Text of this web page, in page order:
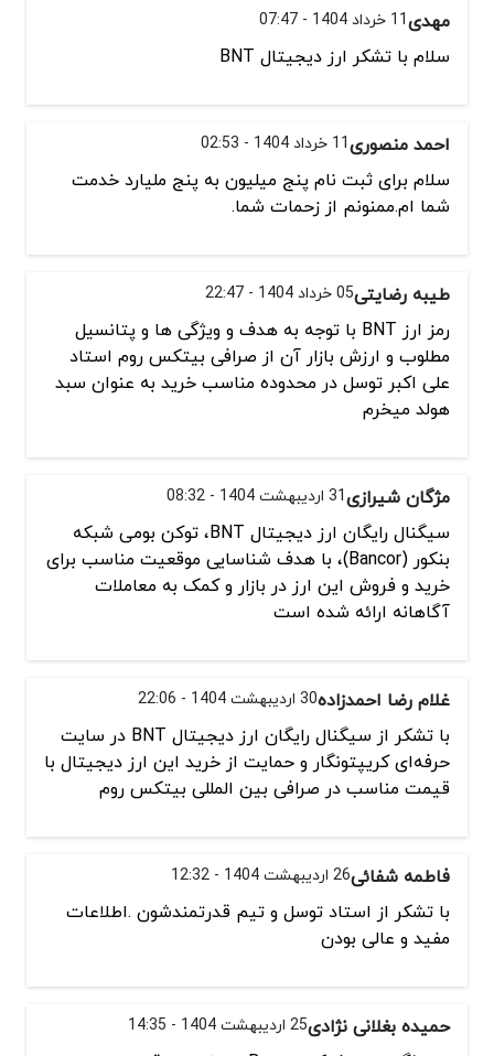
مهدی11 خرداد 1404 - 07:47
سلام با تشکر ارز دیجیتال BNT
احمد منصوری11 خرداد 1404 - 02:53
سلام برای ثبت نام پنج میلیون به پنج ملیارد خدمت
شما ام.ممنونم از زحمات شما.
طیبه رضایتی05 خرداد 1404 - 22:47
رمز ارز BNT با توجه به هدف و ویژگی ها و پتانسیل
مطلوب و ارزش بازار آن از صرافی بیتکس روم استاد
علی اکبر توسل در محدوده مناسب خرید به عنوان سبد
هولد میخرم
مژگان شیرازی31 اردیبهشت 1404 - 08:32
سیگنال رایگان ارز دیجیتال BNT، توکن بومی شبکه
بنکور (Bancor)، با هدف شناسایی موقعیت‌ مناسب برای
خرید و فروش این ارز در بازار و کمک به معاملات
آگاهانه ارائه شده است
غلام رضا احمدزاده30 اردیبهشت 1404 - 22:06
با تشکر از سیگنال رایگان ارز دیجیتال BNT در سایت
حرفه‌ای کریپتونگار و حمایت از خرید این ارز دیجیتال با
قیمت مناسب در صرافی بین المللی بیتکس روم
فاطمه شفائی26 اردیبهشت 1404 - 12:32
با تشکر از استاد توسل و تیم قدرتمندشون .اطلاعات
مفید و عالی بودن
حمیده بغلانی نژادی25 اردیبهشت 1404 - 14:35